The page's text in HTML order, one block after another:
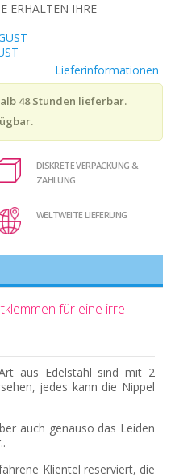
ERHALTEN IHRE
Lieferinformationen
48 Stunden lieferbar.
DISKRETE VERPACKUNG &
ZAHLUNG
WELTWEITE LIEFERUNG
für eine irre
aus Edelstahl sind mit 2
jedes kann die Nippel
auch genauso das Leiden
Klientel reserviert, die